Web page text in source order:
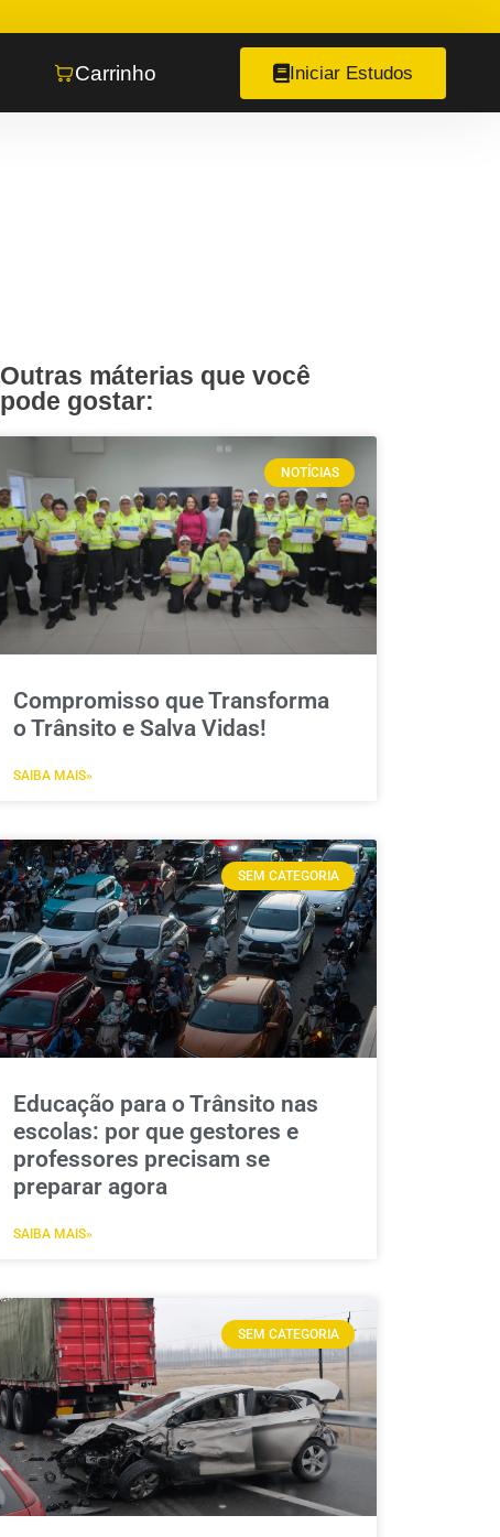
Carrinho Iniciar Estudos
Outras máterias que você
pode gostar:
NOTÍCIAS
Compromisso que Transforma
o Trânsito e Salva Vidas!
SAIBA MAIS»
SEM CATEGORIA
Educação para o Trânsito nas
escolas: por que gestores e
professores precisam se
preparar agora
SAIBA MAIS»
SEM CATEGORIA